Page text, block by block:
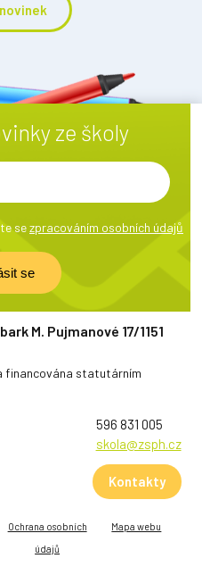
ze školy
sezpracováním osobních údajů
M. Pujmanové 17/1151
financována statutárním
596 831 005
skola@zsph.cz
Kontakty
Ochrana osobních
údajů
Mapa webu